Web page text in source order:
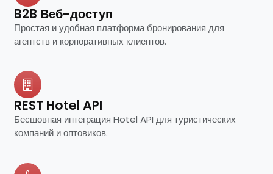
B2B Веб-доступ
Простая и удобная платформа бронирования для
агентств и корпоративных клиентов.
REST Hotel API
Бесшовная интеграция Hotel API для туристических
компаний и оптовиков.